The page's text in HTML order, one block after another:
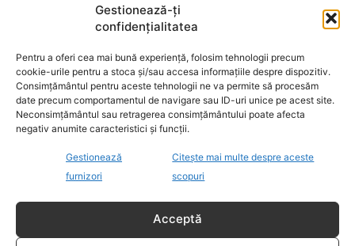
Gestionează-ți
confidențialitatea
Pentru a oferi cea mai bună experiență, folosim tehnologii precum
cookie-urile pentru a stoca și/sau accesa informațiile despre dispozitiv.
Consimțământul pentru aceste tehnologii ne va permite să procesăm
date precum comportamentul de navigare sau ID-uri unice pe acest site.
Neconsimțământul sau retragerea consimțământului poate afecta
negativ anumite caracteristici și funcții.
Gestionează
furnizori
Citește mai multe despre aceste
scopuri
Acceptă
USR continuă campania de promovare a lui Radu
Miruță, subliniind includerea fondurilor pentru